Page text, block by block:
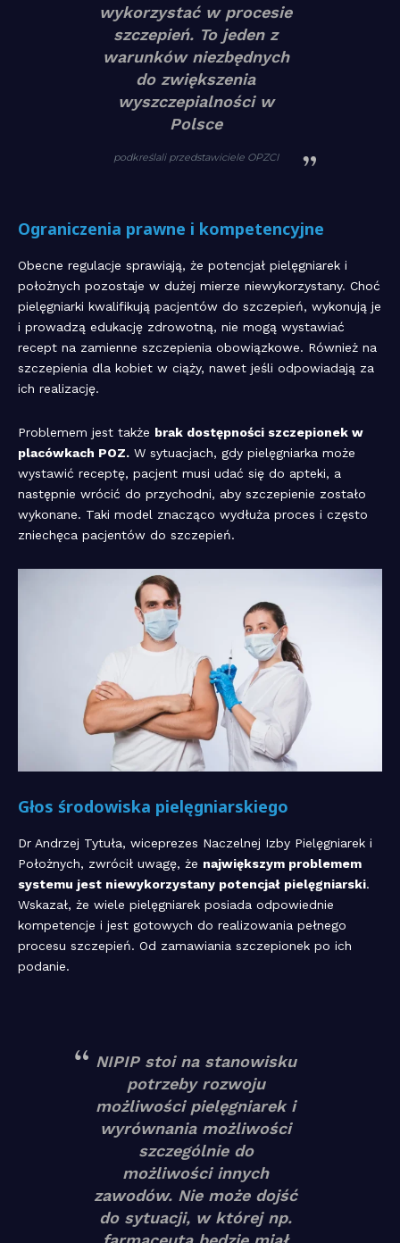
wykorzystać w procesie
szczepień. To jeden z
warunków niezbędnych
do zwiększenia
wyszczepialności w
Polsce
podkreślali przedstawiciele OPZCI
Ograniczenia prawne i kompetencyjne
Obecne regulacje sprawiają, że potencjał pielęgniarek i
położnych pozostaje w dużej mierze niewykorzystany. Choć
pielęgniarki kwalifikują pacjentów do szczepień, wykonują je
i prowadzą edukację zdrowotną, nie mogą wystawiać
recept na zamienne szczepienia obowiązkowe. Również na
szczepienia dla kobiet w ciąży, nawet jeśli odpowiadają za
ich realizację.
Problemem jest także brak dostępności szczepionek w
placówkach POZ. W sytuacjach, gdy pielęgniarka może
wystawić receptę, pacjent musi udać się do apteki, a
następnie wrócić do przychodni, aby szczepienie zostało
wykonane. Taki model znacząco wydłuża proces i często
zniechęca pacjentów do szczepień.
Głos środowiska pielęgniarskiego
Dr Andrzej Tytuła, wiceprezes Naczelnej Izby Pielęgniarek i
Położnych, zwrócił uwagę, że największym problemem
systemu jest niewykorzystany potencjał pielęgniarski.
Wskazał, że wiele pielęgniarek posiada odpowiednie
kompetencje i jest gotowych do realizowania pełnego
procesu szczepień. Od zamawiania szczepionek po ich
podanie.
NIPIP stoi na stanowisku
potrzeby rozwoju
możliwości pielęgniarek i
wyrównania możliwości
szczególnie do
możliwości innych
zawodów. Nie może dojść
do sytuacji, w której np.